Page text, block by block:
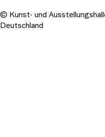
© Kunst- und
Deutschland